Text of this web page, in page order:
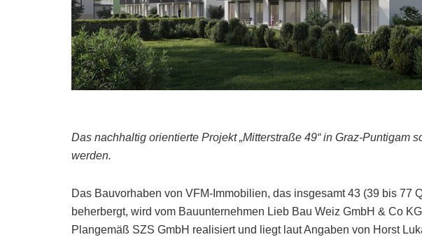
Das nachhaltig orientierte Projekt „Mitterstraße 49“ in Graz-Puntigam
werden.
Das Bauvorhaben von VFM-Immobilien, das insgesamt 43 (39 bis 77
beherbergt, wird vom Bauunternehmen Lieb Bau Weiz GmbH & Co
Plangemäß SZS GmbH realisiert und liegt laut Angaben von Horst